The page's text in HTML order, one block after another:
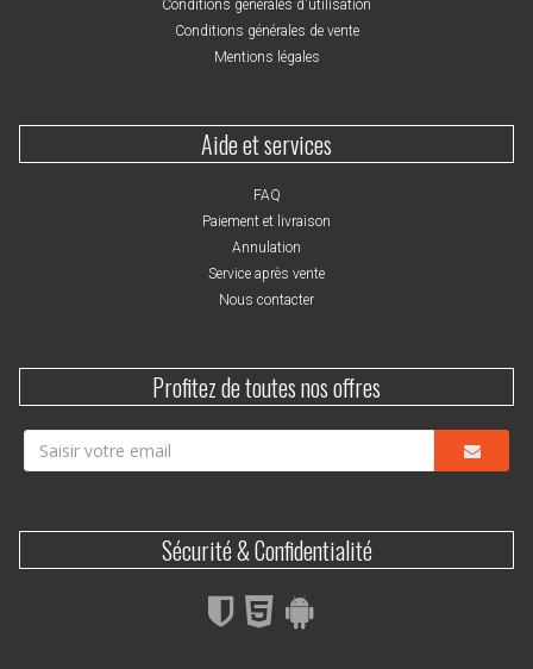
Conditions générales d'utilisation
Conditions générales de vente
Mentions légales
Aide et services
FAQ
Paiement et livraison
Annulation
Service après vente
Nous contacter
Profitez de toutes nos offres
Sécurité & Confidentialité